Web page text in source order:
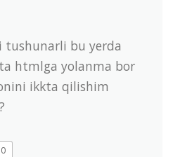
tushunarli bu yerda
htmlga yolanma bor
ikkta qilishim
0